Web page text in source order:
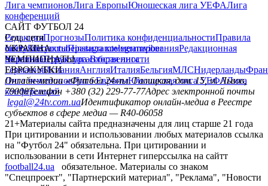
Лига чемпионовЛига ЕвропыЮношеская лига УЕФАЛига
конференций
САЙТ ФУТБОЛ 24
РедакцияПрогнозыПолитика конфиденциальностиПравила
сайтуКонтактыПравила комментированияРедакционная
политикаСтруктура собственности
Соц. сети
facebookxyoutubeinstagramtelegramviber
УКРАИНА
УкраинаПервая лигаВторая лига
ЧЕМПИОНАТЫ
ГерманияИспанияАнглияИталияБельгияМЛСНидерланды
ЕВРОКУБКИ
Лига чемпионовЛига ЕвропыЮношеская лига УЕФАЛига
конференций
Онлайн-медиа «Футбол 24»пл. Галицкая, дом. 15, м. Львов,
79008Телефон +380 (32) 229-77-77Адрес электронной почты
legal@24tv.com.uaИдентификатор онлайн-медиа в Реестре
субъектов в сфере медиа — R40-06058
21+Материалы сайта предназначены для лиц старше 21 года
При цитировании и использовании любых материалов ссылка
на "Футбол 24" обязательна. При цитировании и
использовании в сети Интернет гиперссылка на сайтт
football24.ua
обязательное. Материалы со знаком
"Спецпроект", "Партнерский материал", "Реклама", "Новости